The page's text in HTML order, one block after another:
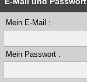
Mein E-Mail :
Mein Passwort :